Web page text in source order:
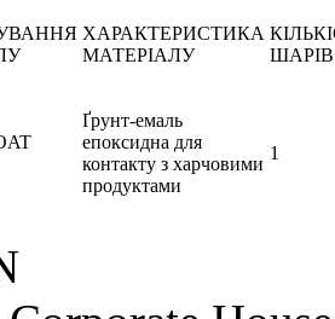
ХАРАКТЕРИСТИКА
МАТЕРІАЛУ
ШАРІВ
Ґрунт-емаль
епоксидна для
контакту з харчовими
продуктами
1